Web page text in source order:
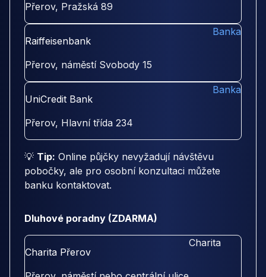
Přerov, Pražská 89
Raiffeisenbank
Přerov, náměstí Svobody 15
Banka
UniCredit Bank
Přerov, Hlavní třída 234
Banka
💡 Tip: Online půjčky nevyžadují návštěvu
pobočky, ale pro osobní konzultaci můžete
banku kontaktovat.
Dluhové poradny (ZDARMA)
Charita Přerov
Charita